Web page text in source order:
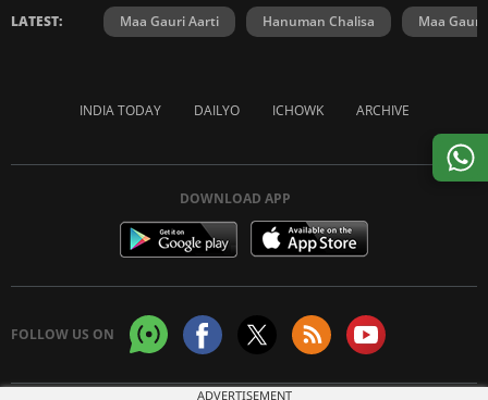
LATEST: Maa Gauri Aarti Hanuman Chalisa Maa Gauri
INDIA TODAY DAILYO ICHOWK ARCHIVE
DOWNLOAD APP
FOLLOW US ON
ADVERTISEMENT